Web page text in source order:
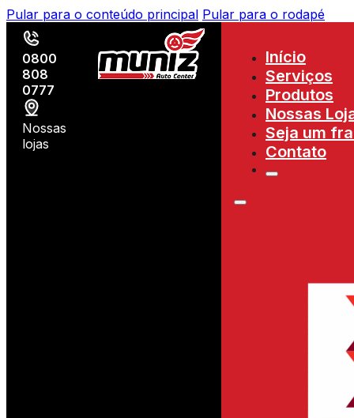
Pular para o conteúdo principal Pular para o rodapé
0800
808
0777
Nossas
lojas
Início
Serviços
Produtos
Nossas
Seja um
Contato